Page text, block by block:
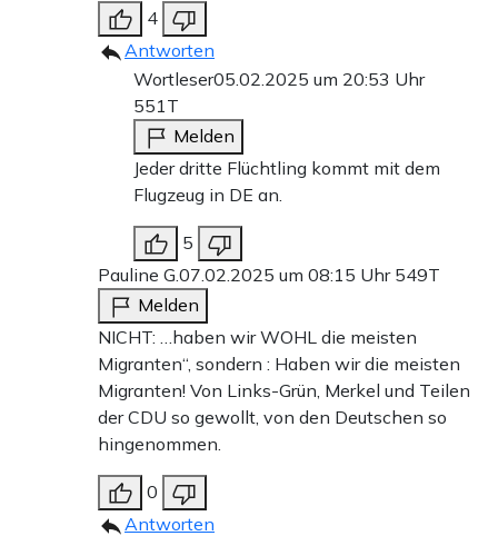
4
Antworten
Wortleser05.02.2025 um 20:53 Uhr
551T
Melden
Jeder dritte Flüchtling kommt mit dem
Flugzeug in DE an.
5
Pauline G.07.02.2025 um 08:15 Uhr 549T
Melden
NICHT: …haben wir WOHL die meisten
Migranten“, sondern : Haben wir die meisten
Migranten! Von Links-Grün, Merkel und Teilen
der CDU so gewollt, von den Deutschen so
hingenommen.
0
Antworten